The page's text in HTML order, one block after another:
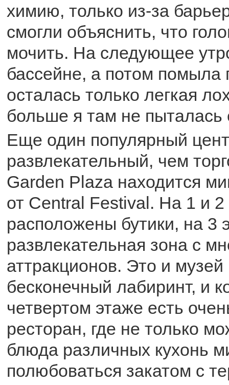
химию, только из-за
смогли объяснить, что
мочить. На следующее
бассейне, а потом помыла
осталась только легкая
больше я там не пыталась
Еще один популярный
развлекательный, чем
Garden Plaza находится
от Central Festival. На 1 и 2
расположены бутики, на 3
развлекательная зона с
аттракционов. Это и
бесконечный лабиринт, и
четвертом этаже есть
ресторан, где не только
блюда различных кухонь
полюбоваться закатом с